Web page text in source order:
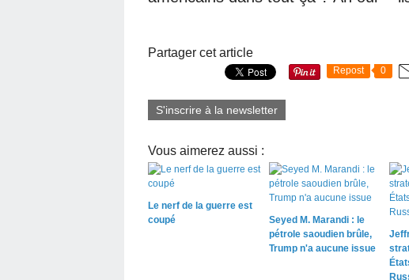
Partager cet article
Repost 0
S'inscrire à la newsletter
Vous aimerez aussi :
Le nerf de la guerre est
coupé
Seyed M. Marandi : le
pétrole saoudien brûle,
Trump n'a aucune issue